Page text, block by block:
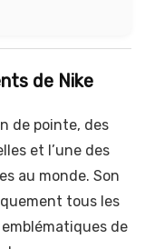
de Nike
de pointe, des
et l’une des
au monde. Son
tous les
de